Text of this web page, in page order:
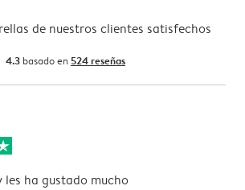
de nuestros clientes satisfechos
4.3 basado en 524 reseñas
les ha gustado mucho